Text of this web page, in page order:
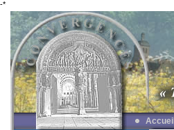
-*
Accueil